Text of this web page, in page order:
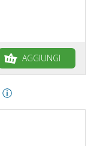
AGGIUNGI